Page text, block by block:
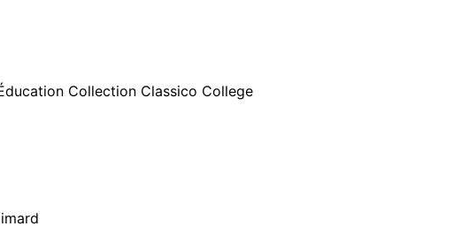
Collection Classico College